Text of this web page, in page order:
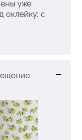
уже
оклейку: с